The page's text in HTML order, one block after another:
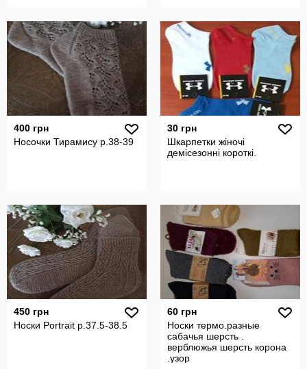
400 грн
Носочки Тирамису р.38-39
30 грн
Шкарпетки жіночі
демісезонні короткі.
450 грн
Носки Portrait р.37.5-38.5
60 грн
Носки термо.разные
сабачья шерсть .
верблюжья шерсть корона
.узор